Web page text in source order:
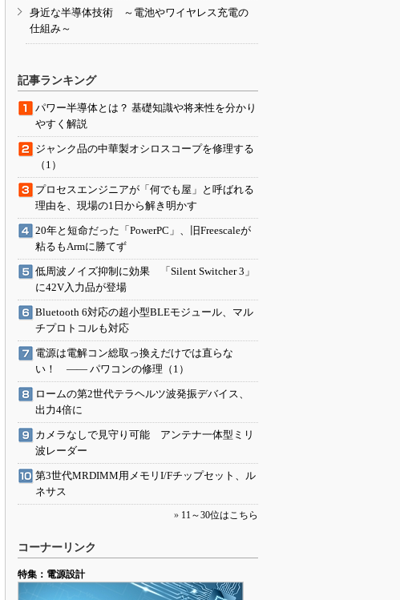
身近な半導体技術 ～電池やワイヤレス充電の
仕組み～
記事ランキング
パワー半導体とは？ 基礎知識や将来性を分かり
やすく解説
ジャンク品の中華製オシロスコープを修理する
（1）
プロセスエンジニアが「何でも屋」と呼ばれる
理由を、現場の1日から解き明かす
20年と短命だった「PowerPC」、旧Freescaleが
粘るもArmに勝てず
低周波ノイズ抑制に効果 「Silent Switcher 3」
に42V入力品が登場
Bluetooth 6対応の超小型BLEモジュール、マル
チプロトコルも対応
電源は電解コン総取っ換えだけでは直らな
い！ ―― パワコンの修理（1）
ロームの第2世代テラヘルツ波発振デバイス、
出力4倍に
カメラなしで見守り可能 アンテナ一体型ミリ
波レーダー
第3世代MRDIMM用メモリI/Fチップセット、ル
ネサス
» 11～30位はこちら
コーナーリンク
特集：電源設計